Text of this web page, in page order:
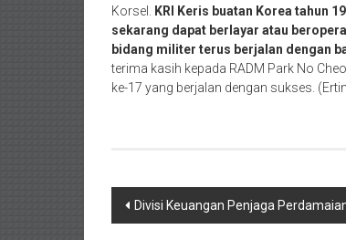
Korsel.
KRI Keris buatan Korea tahun
sekarang dapat berlayar atau
bidang militer terus berjalan dengan
terima kasih kepada RADM Park No
ke-17 yang berjalan dengan sukses.
Post
Divisi Keuangan Penjaga